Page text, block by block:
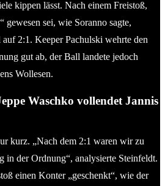
kippen lässt. Nach einem Freistoß,
gewesen sei, wie Soranno sagte,
auf 2:1. Keeper Pachulski wehrte den
gut ab, der Ball landete jedoch
Wollesen.
Waschko vollendet Jannis
kurz. „Nach dem 2:1 waren wir zu
in der Ordnung“, analysierte Steinfeldt.
einen Konter „geschenkt“, wie der